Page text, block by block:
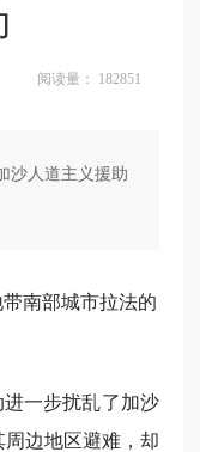
阅读量： 182851
沙人道主义援助
南部城市拉法的
一步扰乱了加沙
边地区避难，却